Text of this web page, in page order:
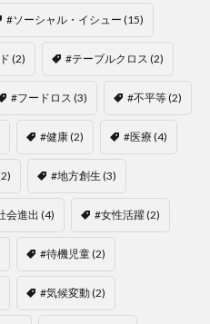
#ソーシャル・イシュー (15)
(2) #テーブルクロス (2)
#フードロス (3) #不平等(2)
#健康(2) #医療(4)
#地方創生 (3)
会進出 (4) #女性活躍(2)
#待機児童(2)
#気候変動(2)